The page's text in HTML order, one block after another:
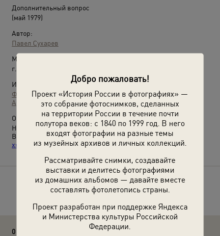
Добро пожаловать!
Проект «История России в фотографиях» —
это собрание фотоснимков, сделанных
на территории России в течение почти
полутора веков: с 1840 по 1999 год. В него
входят фотографии на разные темы
из музейных архивов и личных коллекций.
Рассматривайте снимки, создавайте
выставки и делитесь фотографиями
из домашних альбомов — давайте вместе
составлять фотолетопись страны.
Проект разработан при поддержке Яндекса
и Министерства культуры Российской
Федерации.
Дополнительный вопрос
(май 1979)
Автор:
Павел Сухарев
Место съемки:
г. Москва
Источники:
Фотографии пользователей russiainphoto.ru
Архив Павла Сергеевича Сухарева
О фотографии:
На экзамене по математическому анализу.
Выставки
«Без фильтров–2. Любительская фотография 70-
х»
«Учись, студент!»,«Пора экзаменов»с этой фотографией.
Расскажите друзьям об этом фото
0 комментариев